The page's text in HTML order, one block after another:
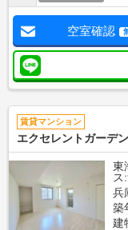
空室確認
賃貸マンション
エクセレントガーデ
東
ス
兵
築
建